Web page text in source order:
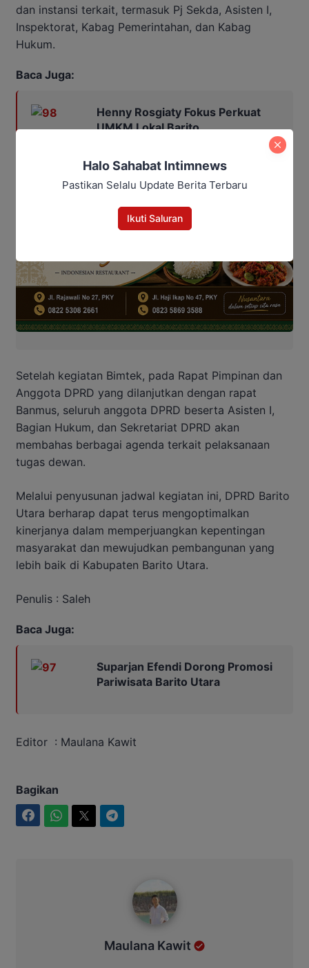
dan instansi terkait, termasuk Pj Sekda, Asisten I,
Inspektorat, Kabag Pemerintahan, dan Kabag
Hukum.
Baca Juga:
Henny Rosgiaty Fokus Perkuat
UMKM Lokal Barito
Setelah kegiatan Bimtek, pada Rapat Pimpinan dan
Anggota DPRD yang dilanjutkan dengan rapat
Banmus, seluruh anggota DPRD beserta Asisten I,
Bagian Hukum, dan Sekretariat DPRD akan
membahas berbagai agenda terkait pelaksanaan
tugas dewan.
Melalui penyusunan jadwal kegiatan ini, DPRD Barito
Utara berharap dapat terus mengoptimalkan
kinerjanya dalam memperjuangkan kepentingan
masyarakat dan mewujudkan pembangunan yang
lebih baik di Kabupaten Barito Utara.
Penulis : Saleh
Baca Juga:
Suparjan Efendi Dorong Promosi
Pariwisata Barito Utara
Editor : Maulana Kawit
Bagikan
Maulana Kawit
Halo Sahabat Intimnews
Pastikan Selalu Update Berita Terbaru
Ikuti Saluran